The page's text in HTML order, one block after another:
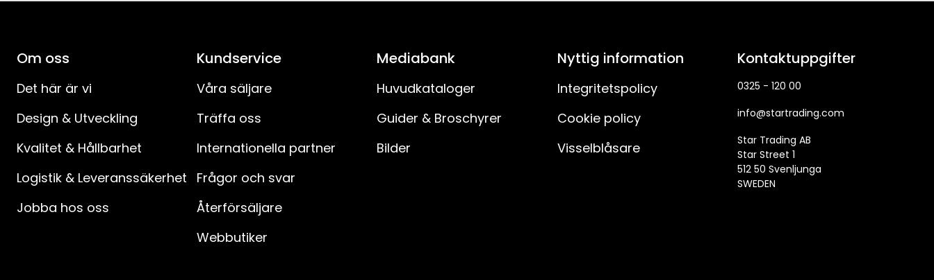
Djup:
Användningsområde
Artikelnummer
Om oss
Det här är vi
Design & Utveckling
Kvalitet & Hållbarhet
Logistik & Leveranssäkerhet
Jobba hos oss
Kundservice
Våra säljare
Träffa oss
Internationella partner
Frågor och svar
Återförsäljare
Webbutiker
Mediabank
Huvudkataloger
Guider & Broschyrer
Bilder
Nyttig information
Integritetspolicy
Cookie policy
Visselblåsare
Kontaktuppgifter
0325 - 120 00
info@startrading.com
Star Trading AB
Star Street 1
512 50 Svenljunga
SWEDEN